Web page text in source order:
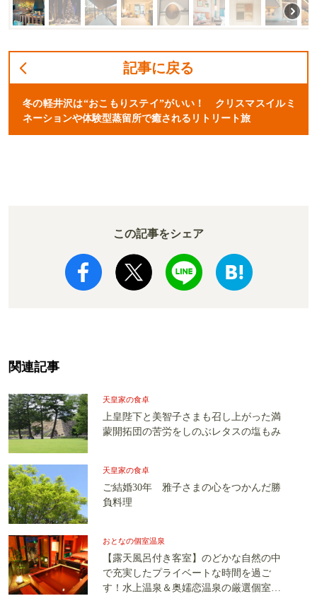
記事に戻る
冬の軽井沢は“おこもりステイ”がいい！ クリスマスイルミ
ネーションや体験型蒸留所で癒されるリトリート旅
この記事をシェア
関連記事
天皇家の食卓
上皇陛下と美智子さまも召し上がった満
蒙開拓団の苦労をしのぶレタスの塩もみ
天皇家の食卓
ご結婚30年 雅子さまの心をつかんだ勝
負料理
おとなの個室温泉
【露天風呂付き客室】のどかな自然の中
で充実したプライベートな時間を過ご
す！水上温泉＆奥嬬恋温泉の厳選個室温